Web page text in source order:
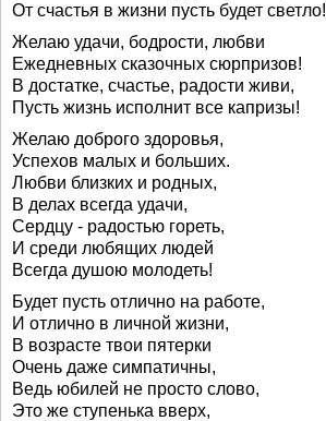
От счастья в жизни пусть будет светло!
Желаю удачи, бодрости, любви
Ежедневных сказочных сюрпризов!
В достатке, счастье, радости живи,
Пусть жизнь исполнит все капризы!
Желаю доброго здоровья,
Успехов малых и больших.
Любви близких и родных,
В делах всегда удачи,
Сердцу - радостью гореть,
И среди любящих людей
Всегда душою молодеть!
Будет пусть отлично на работе,
И отлично в личной жизни,
В возрасте твои пятерки
Очень даже симпатичны,
Ведь юбилей не просто слово,
Это же ступенька вверх,